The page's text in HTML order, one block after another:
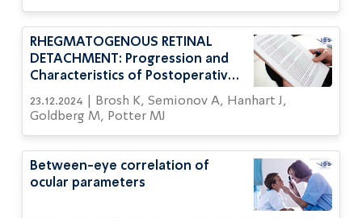
RHEGMATOGENOUS RETINAL
DETACHMENT: Progression and
Characteristics of Postoperative
Demarcation Lines
23.12.2024 | Brosh K, Semionov A, Hanhart J,
Goldberg M, Potter MJ
Between-eye correlation of
ocular parameters